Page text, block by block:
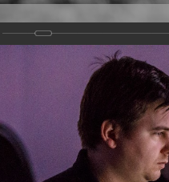
Версия для
Новости